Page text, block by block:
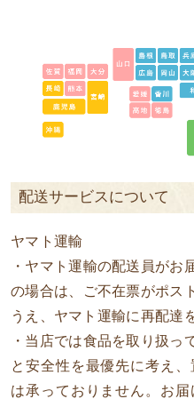
配送サービスについて
ヤマト運輸
・ヤマト運輸の配送員がお
の場合は、ご不在票がポス
うえ、ヤマト運輸に再配達
・当店では食品を取り扱っ
と安全性を最優先に考え
は承っておりません。お